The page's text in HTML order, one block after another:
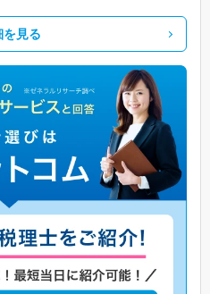
を見る